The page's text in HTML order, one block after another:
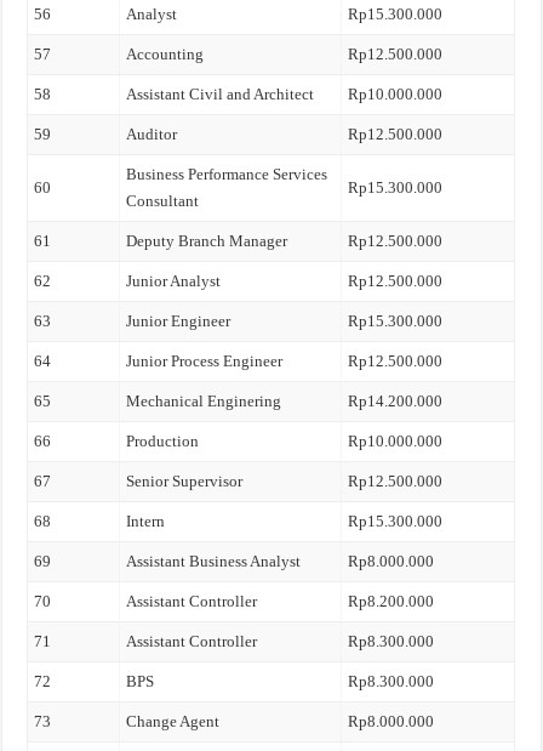
56 Analyst Rp15.300.000
57 Accounting Rp12.500.000
58 Assistant Civil and Architect Rp10.000.000
59 Auditor Rp12.500.000
60
Business Performance Services
Consultant
Rp15.300.000
61 Deputy Branch Manager Rp12.500.000
62 Junior Analyst Rp12.500.000
63 Junior Engineer Rp15.300.000
64 Junior Process Engineer Rp12.500.000
65 Mechanical Enginering Rp14.200.000
66 Production Rp10.000.000
67 Senior Supervisor Rp12.500.000
68 Intern Rp15.300.000
69 Assistant Business Analyst Rp8.000.000
70 Assistant Controller Rp8.200.000
71 Assistant Controller Rp8.300.000
72 BPS Rp8.300.000
73 Change Agent Rp8.000.000